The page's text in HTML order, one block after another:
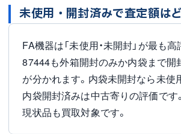
未使用・開封済みで査定額は
FA機器は「未使用・未開封」が最も
87444も外箱開封のみか内袋まで開
が分かれます。内袋未開封なら未使
内袋開封済みは中古寄りの評価です
現状品も買取対象です。